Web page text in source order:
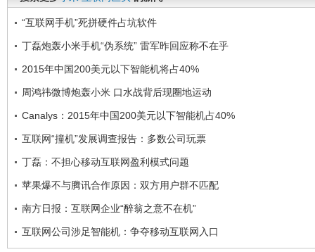
“互联网手机”死拼硬件占坑软件
丁磊炮轰小米手机“伪系统” 雷军昨回应称不在乎
2015年中国200美元以下智能机将占40%
周鸿祎微博炮轰小米 口水战背后现圈地运动
Canalys：2015年中国200美元以下智能机占40%
互联网“撞机”发展调查报告：多数公司玩票
丁磊：不担心移动互联网盈利模式问题
苹果爆不与腾讯合作原因：双方用户群不匹配
南方日报：互联网企业“醉翁之意不在机”
互联网公司涉足智能机：争夺移动互联网入口